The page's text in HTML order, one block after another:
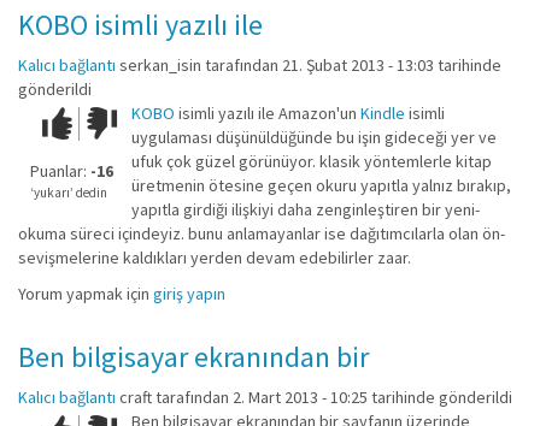
KOBO isimli yazılı ile
Kalıcı bağlantı serkan_isin tarafından 21. Şubat 2013 - 13:03 tarihinde
gönderildi
Çok iyi!O
kadar
iyi
değil!
Puanlar: -16
‘yukarı’ dedin
KOBO isimli yazılı ile Amazon'un Kindle isimli
uygulaması düşünüldüğünde bu işin gideceği yer ve
ufuk çok güzel görünüyor. klasik yöntemlerle kitap
üretmenin ötesine geçen okuru yapıtla yalnız bırakıp,
yapıtla girdiği ilişkiyi daha zenginleştiren bir yeni-
okuma süreci içindeyiz. bunu anlamayanlar ise dağıtımcılarla olan ön-
sevişmelerine kaldıkları yerden devam edebilirler zaar.
Yorum yapmak için giriş yapın
Ben bilgisayar ekranından bir
Kalıcı bağlantı crafttarafından 2. Mart 2013 - 10:25 tarihinde gönderildi
Ben bilgisayar ekranından bir sayfanın üzerinde